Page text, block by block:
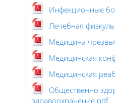
Инфекционные
Лечебная
Медицина
Медицинская
Медицинская
Общественно
здравоохранение.pdf